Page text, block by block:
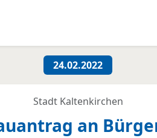
24.02.2022
Stadt Kaltenkirchen
an